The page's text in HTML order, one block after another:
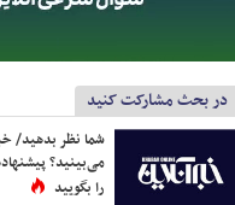
در بحث مشارکت کنید
شما نظر بدهید/
می‌بینید؟
را بگویید